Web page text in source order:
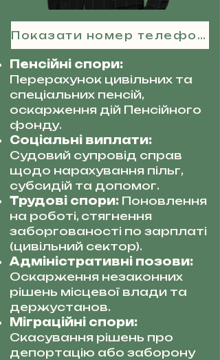
Показати номер телефону
Пенсійні спори:
Перерахунок цивільних та
спеціальних пенсій,
оскарження дій Пенсійного
фонду.
Соціальні виплати:
Судовий супровід справ
щодо нарахування пільг,
субсидій та допомог.
Трудові спори: Поновлення
на роботі, стягнення
заборгованості по зарплаті
(цивільний сектор).
Адміністративні позови:
Оскарження незаконних
рішень місцевої влади та
держустанов.
Міграційні спори:
Скасування рішень про
депортацію або заборону